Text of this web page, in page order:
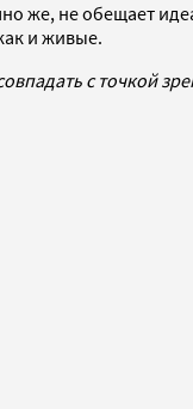
же, не обещает
и живые.
с точкой